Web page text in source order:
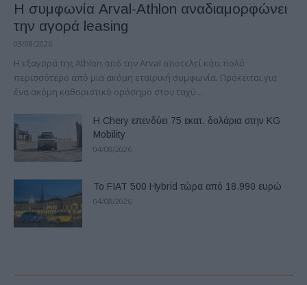
Η συμφωνία Arval-Athlon αναδιαμορφώνει
την αγορά leasing
03/08/2026
Η εξαγορά της Athlon από την Arval αποτελεί κάτι πολύ
περισσότερο από μια ακόμη εταιρική συμφωνία. Πρόκειται για
ένα ακόμη καθοριστικό ορόσημο στον ταχύ...
Η Chery επενδύει 75 εκατ. δολάρια στην KG
Mobility
04/08/2026
Το FIAT 500 Hybrid τώρα από 18.990 ευρώ
04/08/2026